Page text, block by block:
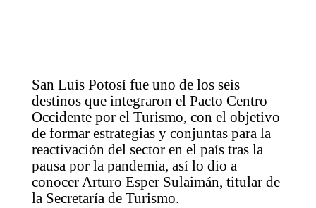
San Luis Potosí fue uno de los seis
destinos que integraron el Pacto Centro
Occidente por el Turismo, con el objetivo
de formar estrategias y conjuntas para la
reactivación del sector en el país tras la
pausa por la pandemia, así lo dio a
conocer Arturo Esper Sulaimán, titular de
la Secretaría de Turismo.